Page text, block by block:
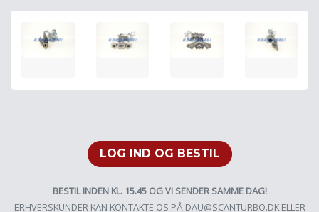
LOG IND OG BESTIL
BESTIL INDEN KL. 15.45 OG VI SENDER SAMME DAG!
ERHVERSKUNDER KAN KONTAKTE OS PÅ DAU@SCANTURBO.DKELLER